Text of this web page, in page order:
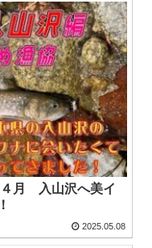
４月 入山沢へ美イ
2025.05.08